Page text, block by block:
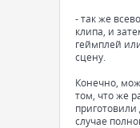
- так же
клипа, и
геймплей
сцену.
Конечно,
том, что же
случае